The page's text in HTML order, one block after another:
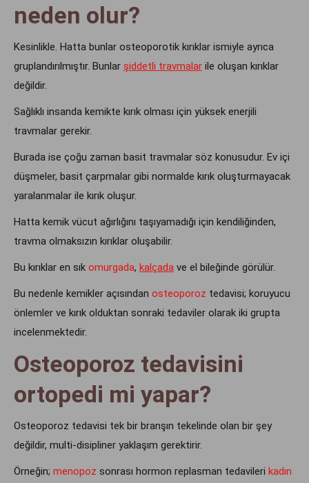
neden olur?
Kesinlikle. Hatta bunlar osteoporotik kırıklar ismiyle ayrıca
gruplandırılmıştır. Bunlar şiddetli travmalar ile oluşan kırıklar
değildir.
Sağlıklı insanda kemikte kırık olması için yüksek enerjili
travmalar gerekir.
Burada ise çoğu zaman basit travmalar söz konusudur. Ev içi
düşmeler, basit çarpmalar gibi normalde kırık oluşturmayacak
yaralanmalar ile kırık oluşur.
Hatta kemik vücut ağırlığını taşıyamadığı için kendiliğinden,
travma olmaksızın kırıklar oluşabilir.
Bu kırıklar en sık omurgada, kalçada ve el bileğinde görülür.
Bu nedenle kemikler açısından osteoporoz tedavisi; koruyucu
önlemler ve kırık olduktan sonraki tedaviler olarak iki grupta
incelenmektedir.
Osteoporoz tedavisini
ortopedi mi yapar?
Osteoporoz tedavisi tek bir branşın tekelinde olan bir şey
değildir, multi-disipliner yaklaşım gerektirir.
Örneğin; menopoz sonrası hormon replasman tedavileri kadın